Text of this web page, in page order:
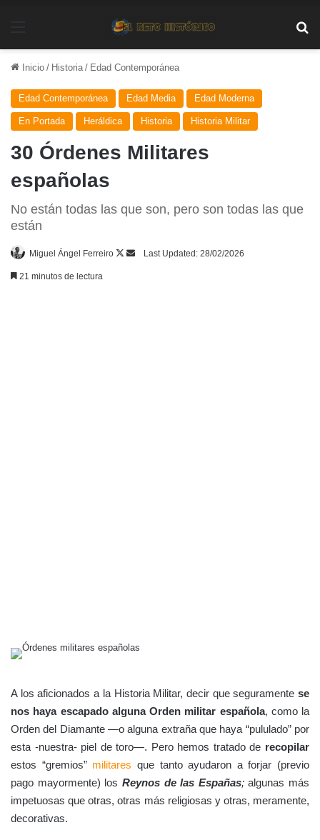
Inicio / Historia / Edad Contemporánea
Edad Contemporánea Edad Media Edad Moderna
En Portada Heráldica Historia Historia Militar
30 Órdenes Militares
españolas
No están todas las que son, pero son todas las que
están
Miguel Ángel Ferreiro
Follow
SendLast Updated: 28/02/2026
21 minutos de lectura
A los aficionados a la Historia Militar, decir que seguramente se
nos haya escapado alguna Orden militar española, como la
Orden del Diamante —o alguna extraña que haya “pululado” por
esta -nuestra- piel de toro—. Pero hemos tratado de recopilar
estos “gremios” militares que tanto ayudaron a forjar (previo
pago mayormente) los Reynos de las Españas;algunas más
impetuosas que otras, otras más religiosas y otras, meramente,
decorativas.